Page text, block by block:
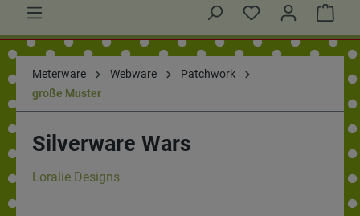
Meterware Webware
Patchwork
große Muster
Silverware Wars
Loralie Designs